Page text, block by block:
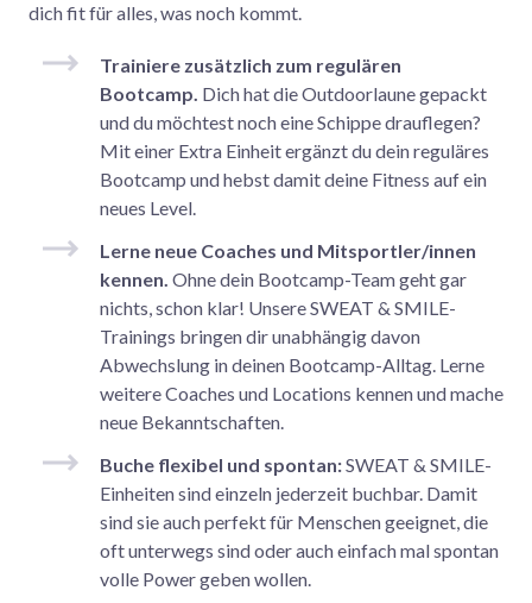
dich fit für alles, was noch kommt.
Trainiere zusätzlich zum regulären
Bootcamp. Dich hat die Outdoorlaune gepackt
und du möchtest noch eine Schippe drauflegen?
Mit einer Extra Einheit ergänzt du dein reguläres
Bootcamp und hebst damit deine Fitness auf ein
neues Level.
Lerne neue Coaches und Mitsportler/innen
kennen. Ohne dein Bootcamp-Team geht gar
nichts, schon klar! Unsere SWEAT & SMILE-
Trainings bringen dir unabhängig davon
Abwechslung in deinen Bootcamp-Alltag. Lerne
weitere Coaches und Locations kennen und mache
neue Bekanntschaften.
Buche flexibel und spontan:SWEAT & SMILE-
Einheiten sind einzeln jederzeit buchbar. Damit
sind sie auch perfekt für Menschen geeignet, die
oft unterwegs sind oder auch einfach mal spontan
volle Power geben wollen.